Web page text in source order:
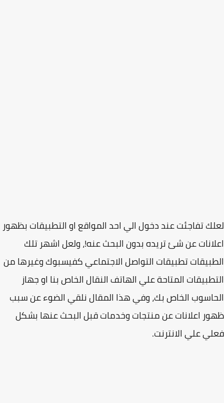
تفاجئت عند دخول الي احد المواقع او التطبيقات بظهور
عن شئ تريده بدون البحث عنه!، ولعل اشهر تلك
تطبيقات التواصل الاجتماعي كفيسبوك وغيرها من
المتاحة علي الهاتف النقال الخاص بنا او جهاز
الخاص بك، وفي هذا المقال نلقي الضوء عن سبب
اعلانات عن منتجات وخدمات قبل البحث عنها بشكل
علي الانترنت.